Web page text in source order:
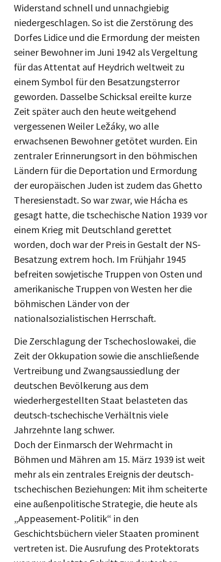
Widerstand schnell und unnachgiebig
niedergeschlagen. So ist die Zerstörung des
Dorfes Lidice und die Ermordung der meisten
seiner Bewohner im Juni 1942 als Vergeltung
für das Attentat auf Heydrich weltweit zu
einem Symbol für den Besatzungsterror
geworden. Dasselbe Schicksal ereilte kurze
Zeit später auch den heute weitgehend
vergessenen Weiler Ležáky, wo alle
erwachsenen Bewohner getötet wurden. Ein
zentraler Erinnerungsort in den böhmischen
Ländern für die Deportation und Ermordung
der europäischen Juden ist zudem das Ghetto
Theresienstadt. So war zwar, wie Hácha es
gesagt hatte, die tschechische Nation 1939 vor
einem Krieg mit Deutschland gerettet
worden, doch war der Preis in Gestalt der NS-
Besatzung extrem hoch. Im Frühjahr 1945
befreiten sowjetische Truppen von Osten und
amerikanische Truppen von Westen her die
böhmischen Länder von der
nationalsozialistischen Herrschaft.
Die Zerschlagung der Tschechoslowakei, die
Zeit der Okkupation sowie die anschließende
Vertreibung und Zwangsaussiedlung der
deutschen Bevölkerung aus dem
wiederhergestellten Staat belasteten das
deutsch-tschechische Verhältnis viele
Jahrzehnte lang schwer.
Doch der Einmarsch der Wehrmacht in
Böhmen und Mähren am 15. März 1939 ist weit
mehr als ein zentrales Ereignis der deutsch-
tschechischen Beziehungen: Mit ihm scheiterte
eine außenpolitische Strategie, die heute als
„Appeasement-Politik“ in den
Geschichtsbüchern vieler Staaten prominent
vertreten ist. Die Ausrufung des Protektorats